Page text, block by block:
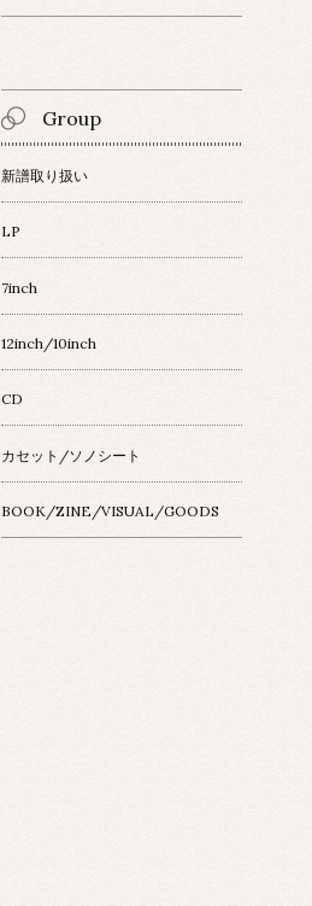
Group
新譜取り扱い
LP
7inch
12inch/10inch
CD
カセット/ソノシート
BOOK/ZINE/VISUAL/GOODS